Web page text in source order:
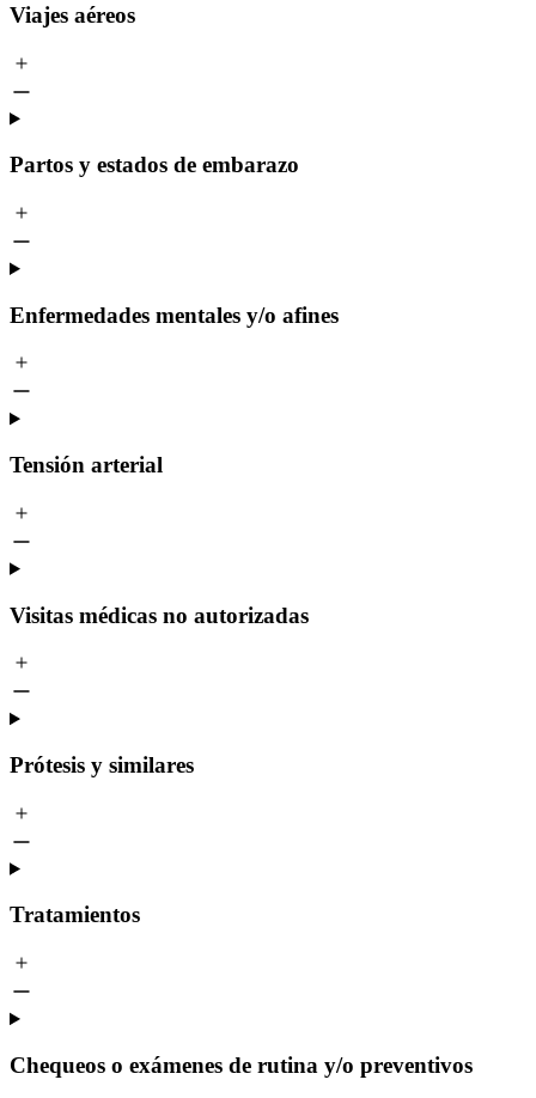
Viajes aéreos
Partos y estados de embarazo
Enfermedades mentales y/o afines
Tensión arterial
Visitas médicas no autorizadas
Prótesis y similares
Tratamientos
Chequeos o exámenes de rutina y/o preventivos